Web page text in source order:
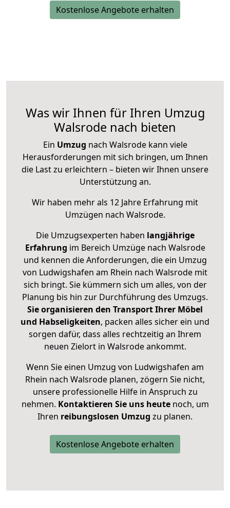
Kostenlose Angebote erhalten
Was wir Ihnen für Ihren Umzug
Walsrode nach bieten
Ein Umzug nach Walsrode kann viele
Herausforderungen mit sich bringen, um Ihnen
die Last zu erleichtern – bieten wir Ihnen unsere
Unterstützung an.
Wir haben mehr als 12 Jahre Erfahrung mit
Umzügen nach Walsrode.
Die Umzugsexperten haben langjährige
Erfahrung im Bereich Umzüge nach Walsrode
und kennen die Anforderungen, die ein Umzug
von Ludwigshafen am Rhein nach Walsrode mit
sich bringt. Sie kümmern sich um alles, von der
Planung bis hin zur Durchführung des Umzugs.
Sie organisieren den Transport Ihrer Möbel
und Habseligkeiten, packen alles sicher ein und
sorgen dafür, dass alles rechtzeitig an Ihrem
neuen Zielort in Walsrode ankommt.
Wenn Sie einen Umzug von Ludwigshafen am
Rhein nach Walsrode planen, zögern Sie nicht,
unsere professionelle Hilfe in Anspruch zu
nehmen. Kontaktieren Sie uns heutenoch, um
Ihren reibungslosen Umzug zu planen.
Kostenlose Angebote erhalten